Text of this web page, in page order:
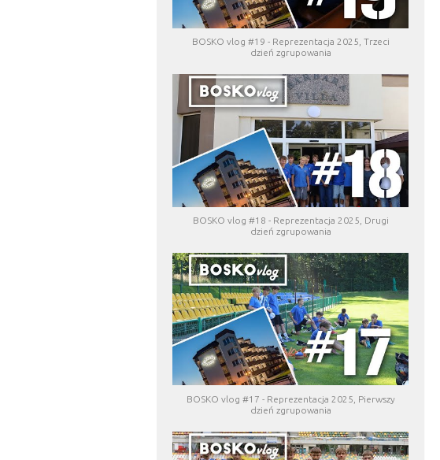
BOSKO vlog #19 - Reprezentacja 2025, Trzeci
dzień zgrupowania
BOSKO vlog #18 - Reprezentacja 2025, Drugi
dzień zgrupowania
BOSKO vlog #17 - Reprezentacja 2025, Pierwszy
dzień zgrupowania